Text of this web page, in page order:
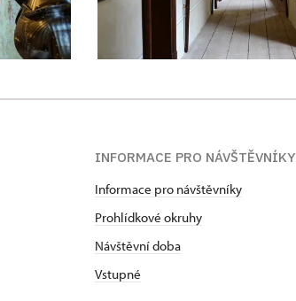
INFORMACE PRO NÁVŠTĚVNÍKY
Informace pro návštěvníky
Prohlídkové okruhy
Návštěvní doba
Vstupné